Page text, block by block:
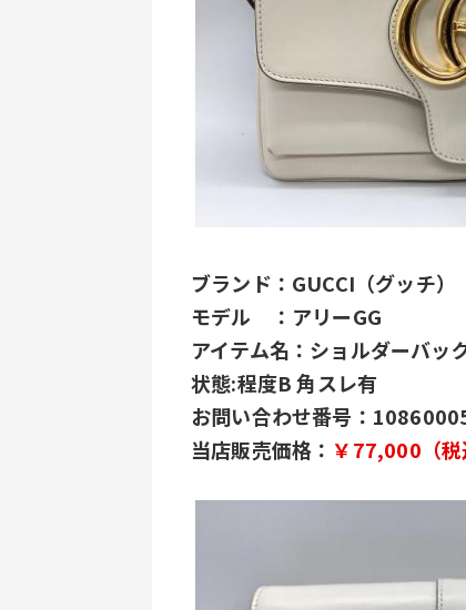
ブランド：GUCCI（グッチ）
モデル　：アリーGG
アイテム名：ショルダーバッ
状態:程度B 角スレ有
お問い合わせ番号：
当店販売価格： ￥77,000（税